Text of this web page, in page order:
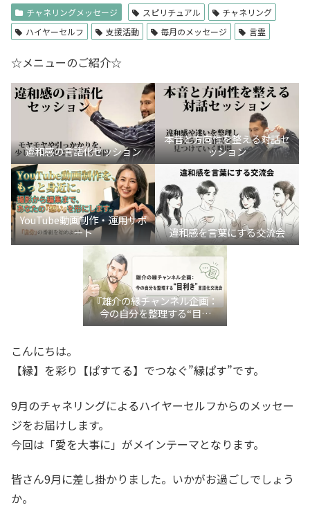
チャネリングメッセージ スピリチュアル
チャネリング
ハイヤーセルフ
支援活動 毎月のメッセージ 言霊
☆メニューのご紹介☆
違和感の言語化セッション
本音と方向性を整える対話セ
ッション
YouTube動画制作・運用サポ
ート
違和感を言葉にする交流会
『雄介の縁チャンネル企画：
今の自分を整理する“目利
き”言語化交流会』
こんにちは。
【縁】を彩り【ぱすてる】でつなぐ”縁ぱす”です。
9月のチャネリングによるハイヤーセルフからのメッセー
ジをお届けします。
今回は「愛を大事に」がメインテーマとなります。
皆さん9月に差し掛かりました。いかがお過ごしでしょう
か。